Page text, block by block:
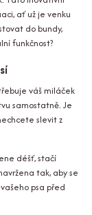
ať už je venku
do bundy,
funkčnost?
váš miláček
samostatně. Je
slevit z
déšť, stačí
tak, aby se
psa před